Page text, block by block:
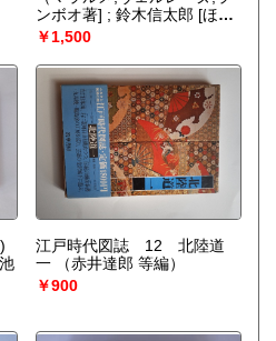
ンボオ著] ; 鈴木信太郎 [ほか]
訳）
￥1,500
江戸時代図誌 12 北陸道
一
（赤井達郎 等編）
￥900